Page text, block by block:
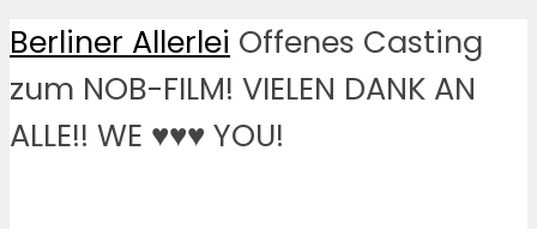
Berliner Allerlei Offenes Casting
zum NOB-FILM! VIELEN DANK AN
ALLE!! WE ♥♥♥ YOU!